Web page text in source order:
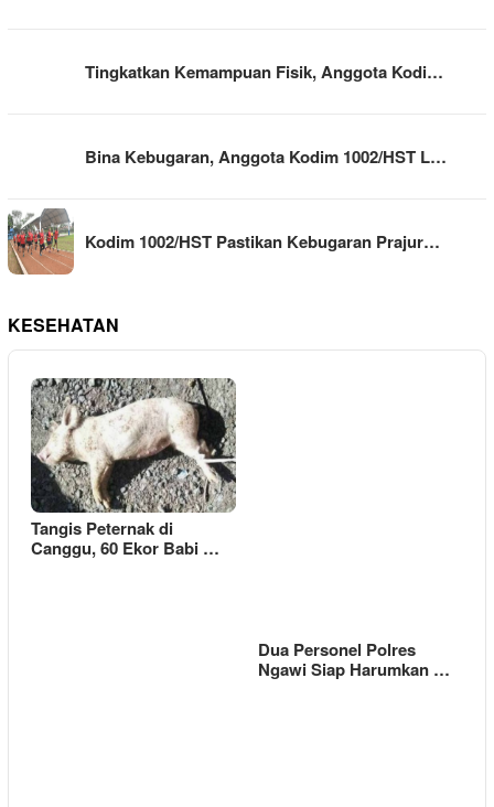
Tingkatkan Kemampuan Fisik, Anggota Kodi…
Bina Kebugaran, Anggota Kodim 1002/HST L…
Kodim 1002/HST Pastikan Kebugaran Prajur…
KESEHATAN
Tangis Peternak di
Canggu, 60 Ekor Babi …
Dua Personel Polres
Ngawi Siap Harumkan …